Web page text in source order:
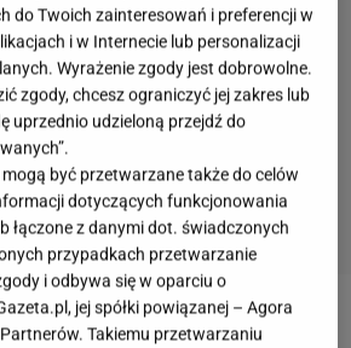
Na pewno złym pomysłem
do Twoich zainteresowań i preferencji w
i w Internecie lub personalizacji
Wyrażenie zgody jest dobrowolne.
zgody, chcesz ograniczyć jej zakres lub
uprzednio udzieloną przejdź do
być przetwarzane także do celów
dotyczących funkcjonowania
łączone z danymi dot. świadczonych
przypadkach przetwarzanie
i odbywa się w oparciu o
jej spółki powiązanej – Agora
Takiemu przetwarzaniu